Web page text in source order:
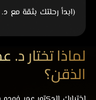
(ابدأ رحلتك بثقة مع
لماذا تختار د.
الذقن؟